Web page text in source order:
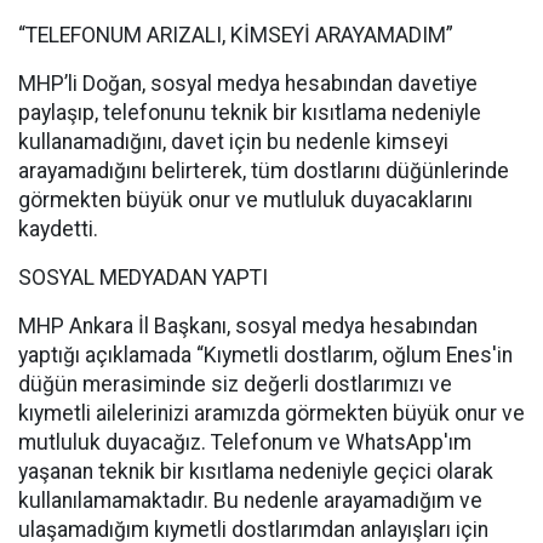
“TELEFONUM ARIZALI, KİMSEYİ ARAYAMADIM”
MHP’li Doğan, sosyal medya hesabından davetiye
paylaşıp, telefonunu teknik bir kısıtlama nedeniyle
kullanamadığını, davet için bu nedenle kimseyi
arayamadığını belirterek, tüm dostlarını düğünlerinde
görmekten büyük onur ve mutluluk duyacaklarını
kaydetti.
SOSYAL MEDYADAN YAPTI
MHP Ankara İl Başkanı, sosyal medya hesabından
yaptığı açıklamada “Kıymetli dostlarım, oğlum Enes'in
düğün merasiminde siz değerli dostlarımızı ve
kıymetli ailelerinizi aramızda görmekten büyük onur ve
mutluluk duyacağız. Telefonum ve WhatsApp'ım
yaşanan teknik bir kısıtlama nedeniyle geçici olarak
kullanılamamaktadır. Bu nedenle arayamadığım ve
ulaşamadığım kıymetli dostlarımdan anlayışları için